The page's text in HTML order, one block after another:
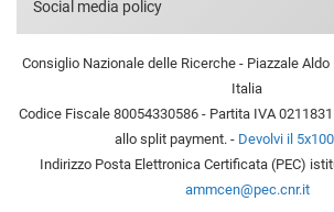
Social media policy
Consiglio Nazionale delle Ricerche - Piazzale Aldo
Italia
Codice Fiscale 80054330586 - Partita IVA
allo split payment. - Devolvi il
Indirizzo Posta Elettronica Certificata (PEC)
ammcen@pec.cnr.it